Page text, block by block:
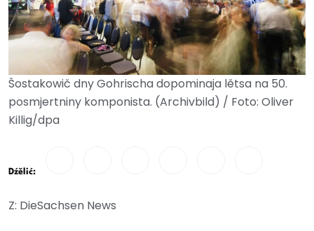
Šostakowič dny Gohrischa dopominaja lětsa na 50.
posmjertniny komponista. (Archivbild) / Foto: Oliver
Killig/dpa
Dźělić:
Z: DieSachsen News